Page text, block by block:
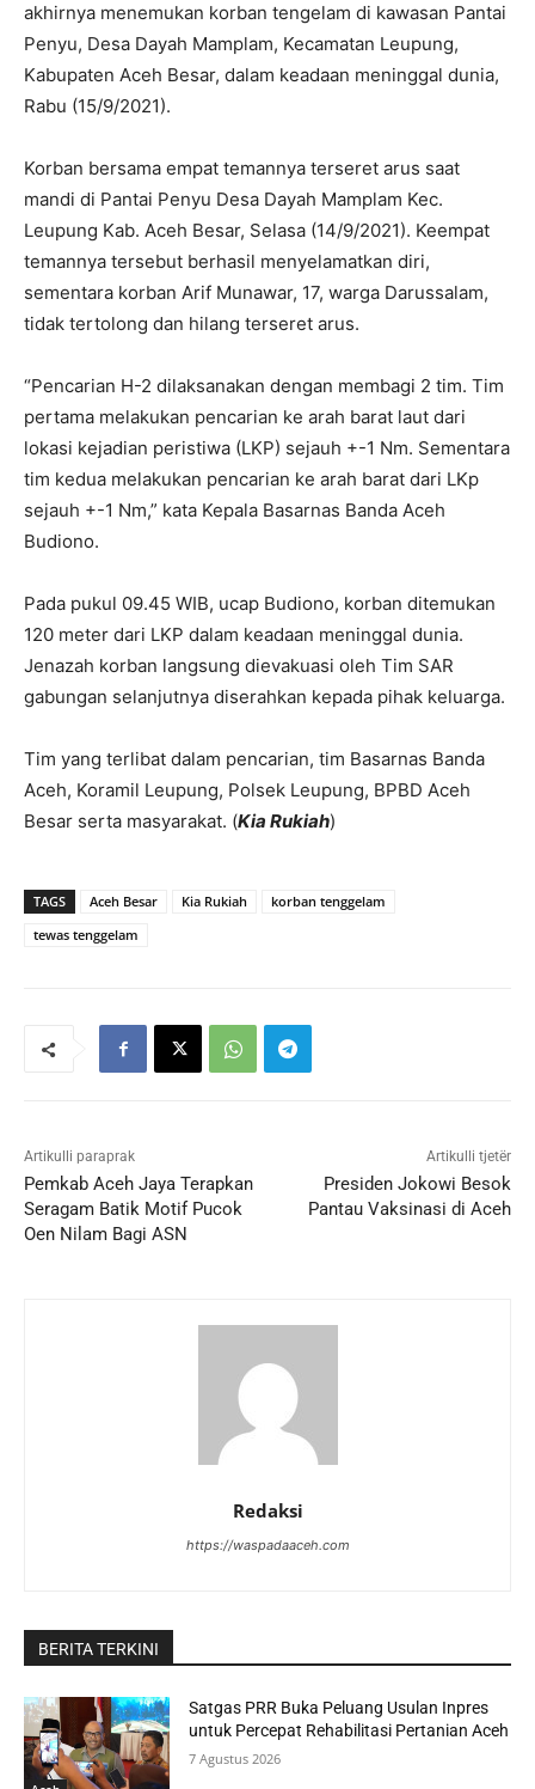
akhirnya menemukan korban tengelam di kawasan Pantai
Penyu, Desa Dayah Mamplam, Kecamatan Leupung,
Kabupaten Aceh Besar, dalam keadaan meninggal dunia,
Rabu (15/9/2021).
Korban bersama empat temannya terseret arus saat
mandi di Pantai Penyu Desa Dayah Mamplam Kec.
Leupung Kab. Aceh Besar, Selasa (14/9/2021). Keempat
temannya tersebut berhasil menyelamatkan diri,
sementara korban Arif Munawar, 17, warga Darussalam,
tidak tertolong dan hilang terseret arus.
“Pencarian H-2 dilaksanakan dengan membagi 2 tim. Tim
pertama melakukan pencarian ke arah barat laut dari
lokasi kejadian peristiwa (LKP) sejauh +-1 Nm. Sementara
tim kedua melakukan pencarian ke arah barat dari LKp
sejauh +-1 Nm,” kata Kepala Basarnas Banda Aceh
Budiono.
Pada pukul 09.45 WIB, ucap Budiono, korban ditemukan
120 meter dari LKP dalam keadaan meninggal dunia.
Jenazah korban langsung dievakuasi oleh Tim SAR
gabungan selanjutnya diserahkan kepada pihak keluarga.
Tim yang terlibat dalam pencarian, tim Basarnas Banda
Aceh, Koramil Leupung, Polsek Leupung, BPBD Aceh
Besar serta masyarakat. (Kia Rukiah)
TAGS Aceh Besar Kia Rukiah
korban tenggelam
tewas tenggelam
Artikulli paraprak
Pemkab Aceh Jaya Terapkan
Seragam Batik Motif Pucok
Oen Nilam Bagi ASN
Artikulli tjetër
Presiden Jokowi Besok
Pantau Vaksinasi di Aceh
Redaksi
https://waspadaaceh.com
BERITA TERKINI
Satgas PRR Buka Peluang Usulan Inpres
untuk Percepat Rehabilitasi Pertanian Aceh
7 Agustus 2026